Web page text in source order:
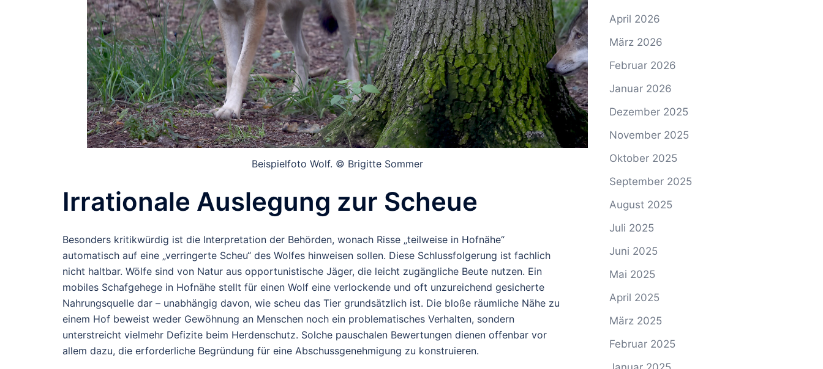
Beispielfoto Wolf. © Brigitte Sommer
Irrationale Auslegung zur Scheue
Besonders kritikwürdig ist die Interpretation der Behörden, wonach Risse „teilweise in Hofnähe“
automatisch auf eine „verringerte Scheu“ des Wolfes hinweisen sollen. Diese Schlussfolgerung ist fachlich
nicht haltbar. Wölfe sind von Natur aus opportunistische Jäger, die leicht zugängliche Beute nutzen. Ein
mobiles Schafgehege in Hofnähe stellt für einen Wolf eine verlockende und oft unzureichend gesicherte
Nahrungsquelle dar – unabhängig davon, wie scheu das Tier grundsätzlich ist. Die bloße räumliche Nähe zu
einem Hof beweist weder Gewöhnung an Menschen noch ein problematisches Verhalten, sondern
unterstreicht vielmehr Defizite beim Herdenschutz. Solche pauschalen Bewertungen dienen offenbar vor
allem dazu, die erforderliche Begründung für eine Abschussgenehmigung zu konstruieren.
April 2026
März 2026
Februar 2026
Januar 2026
Dezember 2025
November 2025
Oktober 2025
September 2025
August 2025
Juli 2025
Juni 2025
Mai 2025
April 2025
März 2025
Februar 2025